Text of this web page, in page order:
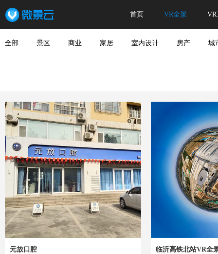
首页 VR全景 VR
全部 景区 商业 家居 室内设计 房产 城
元放口腔 临沂高铁北站VR全